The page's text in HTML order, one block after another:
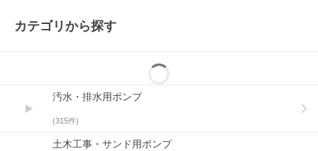
カテゴリから探す
汚水・排水用ポンプ
(315件)
土木工事・サンド用ポンプ